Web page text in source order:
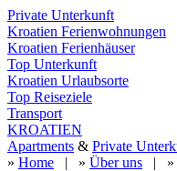
Private Unterkunft
Kroatien Ferienwohnungen
Kroatien Ferienhäuser
Top Unterkunft
Kroatien Urlaubsorte
Top Reiseziele
Transport
KROATIEN
Apartments & Private
» Home | » Über uns | »